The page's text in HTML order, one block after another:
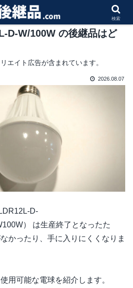
D-W/100W の後継品はど
エイト広告が含まれています。
2026.08.07
D-
） は生産終了となったた
かったり、手に入りにくくなりま
用可能な電球を紹介します。
検索